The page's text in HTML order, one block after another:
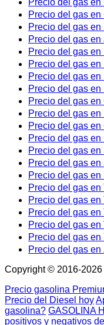
Precio del gas
Precio del gas en
Precio del gas
Precio del gas en
Precio del gas en
Precio del gas en
Precio del gas en
Precio del gas en
Precio del gas en
Precio del gas en
Precio del gas en
Precio del gas
Precio del gas
Precio del gas en
Precio del gas en
Precio del gas en
Precio del gas en
Precio del gas en
Precio del gas en
Precio del gas en
Precio del gas en
Copyright © 2016-
Precio gasolina
Precio del Diesel hoy
gasolina? GASOLINA
positivos y negativos